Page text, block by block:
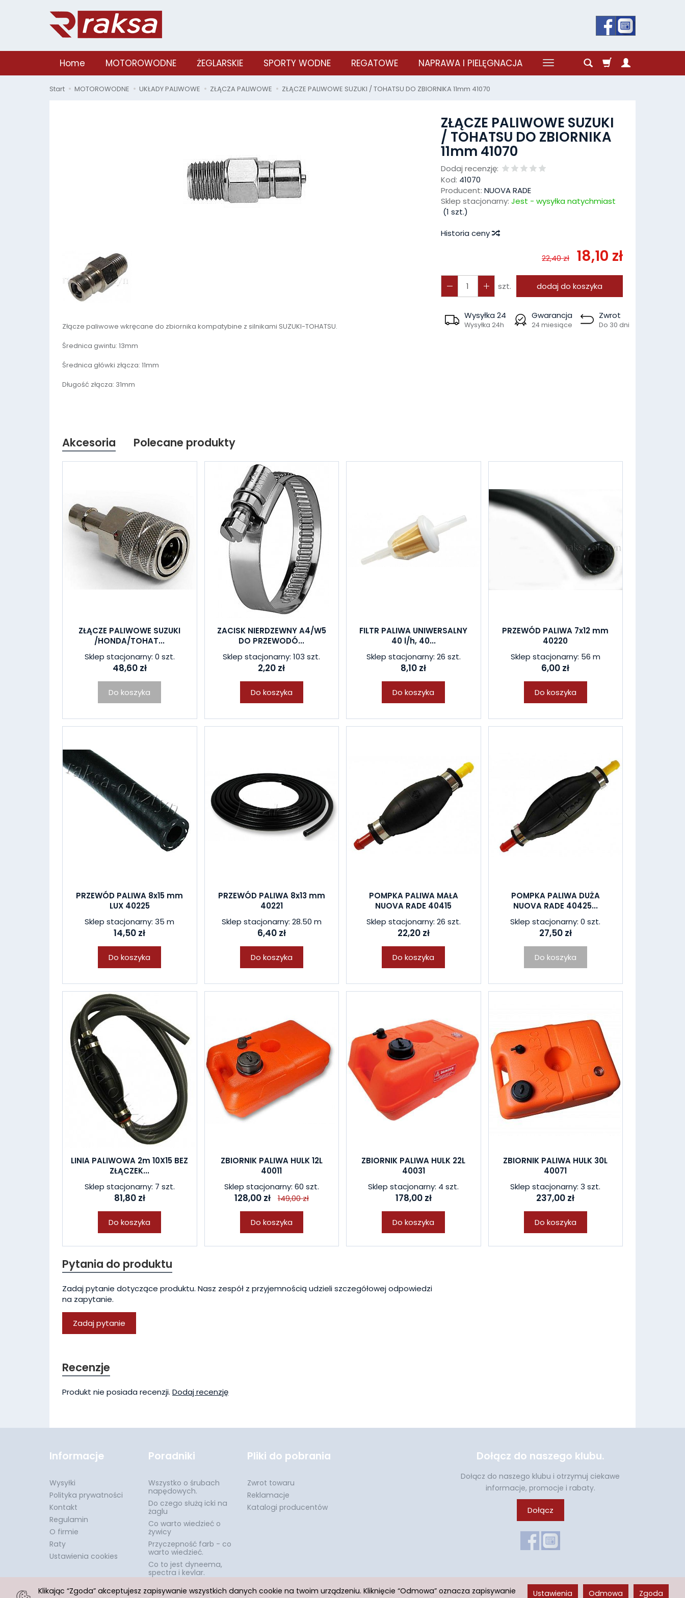
Home MOTOROWODNE ŻEGLARSKIE SPORTY WODNE REGATOWE NAPRAWA I PIELĘGNACJA
Start MOTOROWODNE UKŁADY PALIWOWE ZŁĄCZA PALIWOWE ZŁĄCZE PALIWOWE SUZUKI / TOHATSU DO ZBIORNIKA 11mm 41070
ZŁĄCZE PALIWOWE SUZUKI
/ TOHATSU DO ZBIORNIKA
11mm 41070
Dodaj recenzję:
Kod: 41070
Producent: NUOVA RADE
Sklep stacjonarny: Jest - wysyłka natychmiast
(1 szt.)
Historia ceny
22,40 zł 18,10 zł
szt. dodaj do koszyka
Wysyłka 24
Wysyłka 24h
Gwarancja
24 miesiące
Zwrot
Do 30 dni
Złącze paliwowe wkręcane do zbiornika kompatybine z silnikami SUZUKI-TOHATSU.
Średnica gwintu: 13mm
Średnica główki złącza: 11mm
Długość złącza: 31mm
Akcesoria Polecane produkty
ZŁĄCZE PALIWOWE SUZUKI
/HONDA/TOHAT...
Sklep stacjonarny: 0 szt.
48,60 zł
Do koszyka
ZACISK NIERDZEWNY A4/W5
DO PRZEWODÓ...
Sklep stacjonarny: 103 szt.
2,20 zł
Do koszyka
FILTR PALIWA UNIWERSALNY
40 l/h, 40...
Sklep stacjonarny: 26 szt.
8,10 zł
Do koszyka
PRZEWÓD PALIWA 7x12 mm
40220
Sklep stacjonarny: 56 m
6,00 zł
Do koszyka
PRZEWÓD PALIWA 8x15 mm
LUX 40225
Sklep stacjonarny: 35 m
14,50 zł
Do koszyka
PRZEWÓD PALIWA 8x13 mm
40221
Sklep stacjonarny: 28.50 m
6,40 zł
Do koszyka
POMPKA PALIWA MAŁA
NUOVA RADE 40415
Sklep stacjonarny: 26 szt.
22,20 zł
Do koszyka
POMPKA PALIWA DUŻA
NUOVA RADE 40425...
Sklep stacjonarny: 0 szt.
27,50 zł
Do koszyka
LINIA PALIWOWA 2m 10X15 BEZ
ZŁĄCZEK...
Sklep stacjonarny: 7 szt.
81,80 zł
Do koszyka
ZBIORNIK PALIWA HULK 12L
40011
Sklep stacjonarny: 60 szt.
128,00 zł 149,00 zł
Do koszyka
ZBIORNIK PALIWA HULK 22L
40031
Sklep stacjonarny: 4 szt.
178,00 zł
Do koszyka
ZBIORNIK PALIWA HULK 30L
40071
Sklep stacjonarny: 3 szt.
237,00 zł
Do koszyka
Pytania do produktu
Zadaj pytanie dotyczące produktu. Nasz zespół z przyjemnością udzieli szczegółowej odpowiedzi
na zapytanie.
Zadaj pytanie
Recenzje
Produkt nie posiada recenzji. Dodaj recenzję
Informacje
Wysyłki
Polityka prywatności
Kontakt
Regulamin
O firmie
Raty
Ustawienia cookies
Poradniki
Wszystko o śrubach
napędowych.
Do czego służą icki na
żaglu
Co warto wiedzieć o
żywicy
Przyczepność farb - co
warto wiedzieć.
Co to jest dyneema,
spectra i kevlar.
Pliki do pobrania
Zwrot towaru
Reklamacje
Katalogi producentów
Dołącz do naszego klubu.
Dołącz do naszego klubu i otrzymuj ciekawe
informacje, promocje i rabaty.
Dołącz
Klikając “Zgoda” akceptujesz zapisywanie wszystkich danych cookie na twoim urządzeniu. Kliknięcie “Odmowa” oznacza zapisywanie
Ustawienia Odmowa Zgoda